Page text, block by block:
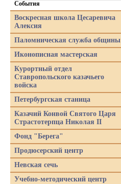
События
Воскресная школа Цесаревича
Алексия
Паломническая служба общины
Иконописная мастерская
Курортный отдел
Ставропольского казачьего
войска
Петербургская станица
Казачий Конвой Святого Царя
Страстотерпца Николая II
Фонд "Берега"
Продюсерский центр
Невская сечь
Учебно-методический центр